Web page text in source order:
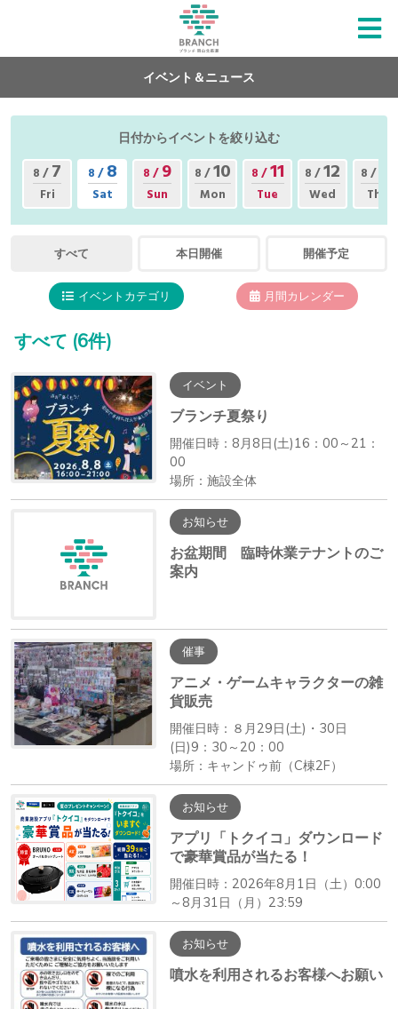
イベント＆ニュース
日付からイベントを絞り込む
8 /7
Fri
8 /8
Sat
8 /9
Sun
8 /10
Mon
8 /11
Tue
8 /12
Wed
8 /
Thu
すべて 本日開催 開催予定
月間カレンダー
イベントカテゴリ
すべて (6件)
イベント
ブランチ夏祭り
開催日時：8月8日(土)16：00～21：
00
場所：施設全体
お知らせ
お盆期間 臨時休業テナントのご
案内
催事
アニメ・ゲームキャラクターの雑
貨販売
開催日時：８月29日(土)・30日
(日)9：30～20：00
場所：キャンドゥ前（C棟2F）
お知らせ
アプリ「トクイコ」ダウンロード
で豪華賞品が当たる！
開催日時：2026年8月1日（土）0:00
～8月31日（月）23:59
お知らせ
噴水を利用されるお客様へお願い